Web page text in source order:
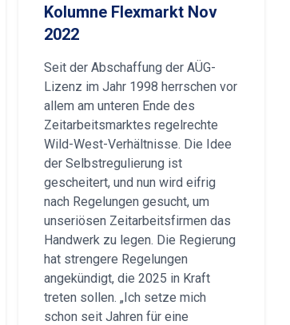
Kolumne Flexmarkt Nov
2022
Seit der Abschaffung der AÜG-
Lizenz im Jahr 1998 herrschen vor
allem am unteren Ende des
Zeitarbeitsmarktes regelrechte
Wild-West-Verhältnisse. Die Idee
der Selbstregulierung ist
gescheitert, und nun wird eifrig
nach Regelungen gesucht, um
unseriösen Zeitarbeitsfirmen das
Handwerk zu legen. Die Regierung
hat strengere Regelungen
angekündigt, die 2025 in Kraft
treten sollen. „Ich setze mich
schon seit Jahren für eine